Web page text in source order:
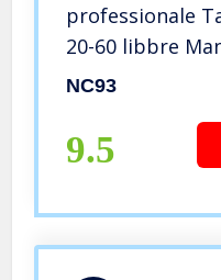
professionale
20-60 libbre
destro Arco da
NC93
9.5